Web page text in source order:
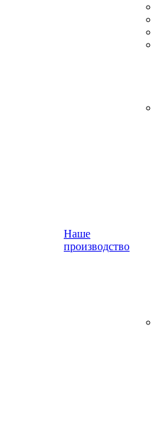
Наше
производство